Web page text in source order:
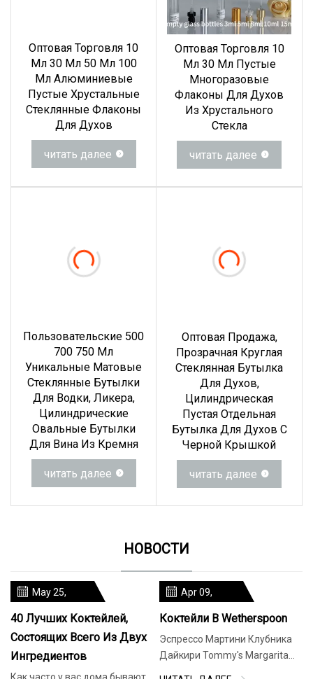
Оптовая Торговля 10
Мл 30 Мл 50 Мл 100
Мл Алюминиевые
Пустые Хрустальные
Стеклянные Флаконы
Для Духов
читать далее
Оптовая Торговля 10
Мл 30 Мл Пустые
Многоразовые
Флаконы Для Духов
Из Хрустального
Стекла
читать далее
Пользовательские 500
700 750 Мл
Уникальные Матовые
Стеклянные Бутылки
Для Водки, Ликера,
Цилиндрические
Овальные Бутылки
Для Вина Из Кремня
читать далее
Оптовая Продажа,
Прозрачная Круглая
Стеклянная Бутылка
Для Духов,
Цилиндрическая
Пустая Отдельная
Бутылка Для Духов С
Черной Крышкой
читать далее
НОВОСТИ
May 25,
40 Лучших Коктейлей,
Состоящих Всего Из Двух
Ингредиентов
Как часто у вас дома бывают
Apr 09,
Коктейли В Wetherspoon
Эспрессо Мартини Клубника
Дайкири Tommy's Margarita